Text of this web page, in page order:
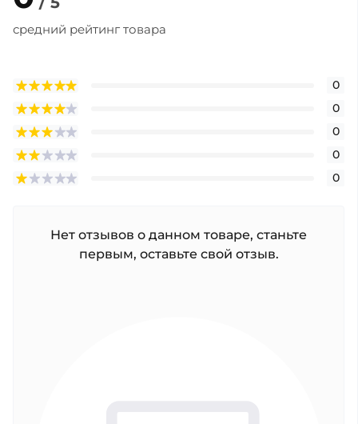
средний рейтинг товара
0
0
0
0
0
Нет отзывов о данном товаре, станьте
первым, оставьте свой отзыв.